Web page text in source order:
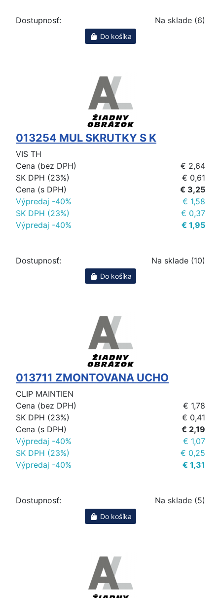
Dostupnosť: Na sklade (6)
Do košíka
013254 MUL SKRUTKY S K
VIS TH
Cena (bez DPH)
€ 2,64
SK DPH (23%)
€ 0,61
Cena (s DPH)
€ 3,25
Výpredaj -40%
€ 1,58
SK DPH (23%)
€ 0,37
Výpredaj -40%
€ 1,95
Dostupnosť: Na sklade (10)
Do košíka
013711 ZMONTOVANA UCHO
CLIP MAINTIEN
Cena (bez DPH)
€ 1,78
SK DPH (23%)
€ 0,41
Cena (s DPH)
€ 2,19
Výpredaj -40%
€ 1,07
SK DPH (23%)
€ 0,25
Výpredaj -40%
€ 1,31
Dostupnosť: Na sklade (5)
Do košíka